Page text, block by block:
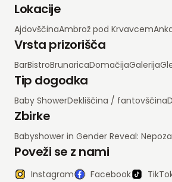
Lokacije
AjdovščinaAmbrož pod Krvavcem
Vrsta prizorišča
BarBistroBrunaricaDomačijaGalerija
Tip dogodka
Baby ShowerDekliščina / fantovščina
Zbirke
Babyshower in Gender Reveal:
Poveži se z nami
Instagram Facebook